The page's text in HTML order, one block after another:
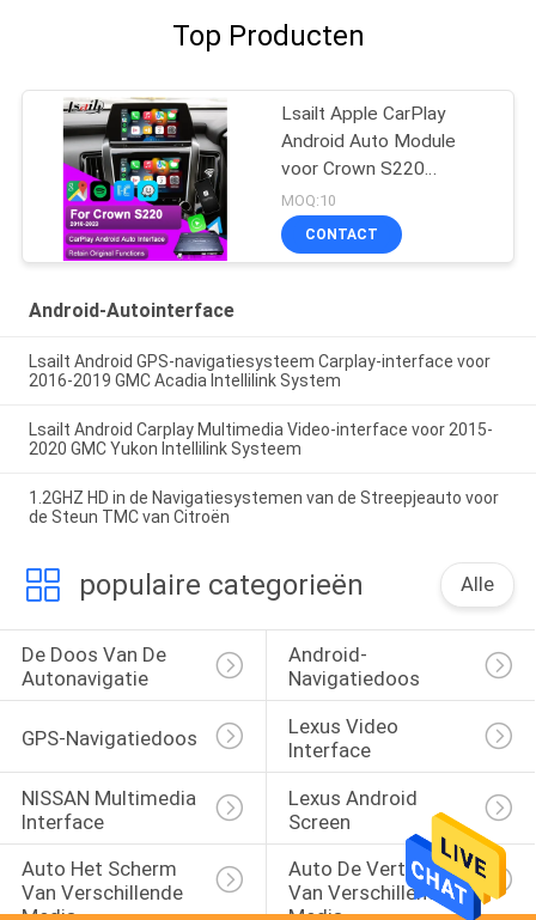
Top Producten
Lsailt Apple CarPlay
Android Auto Module
voor Crown S220
GSW224 2018-2022
Integratie Mobiele
telefoon spiegelbeelding,
MOQ:10
CONTACT
Android-Autointerface
Lsailt Android GPS-navigatiesysteem Carplay-interface voor
2016-2019 GMC Acadia Intellilink System
Lsailt Android Carplay Multimedia Video-interface voor 2015-
2020 GMC Yukon Intellilink Systeem
1.2GHZ HD in de Navigatiesystemen van de Streepjeauto voor
de Steun TMC van Citroën
populaire categorieën Alle
De Doos Van De
Autonavigatie
Android-
Navigatiedoos
GPS-Navigatiedoos
Lexus Video
Interface
NISSAN Multimedia
Interface
Lexus Android
Screen
Auto Het Scherm
Van Verschillende
Auto De Vertoning
Van Verschillende